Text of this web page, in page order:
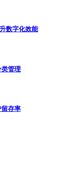
数字化效能
类管理
留存率